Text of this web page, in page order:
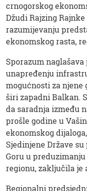
crnogorskog
Džudi Rajzing
razumijevanju
ekonomskog rasta,
Sporazum naglašava
unapređenju
mogućnosti za njene
širi zapadni Balkan.
da saradnja između
prošle godine u
ekonomskog
Sjedinjene Države
Goru u
regionu, zaključila je
Regionalni